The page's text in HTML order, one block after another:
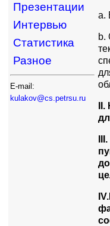
Презентации
Интервью
Статистика
Разное
E-mail:
kulakov@cs.petrsu.ru
a.
b.